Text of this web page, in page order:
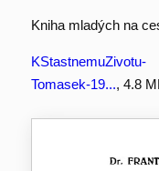
Kniha mladých na
KStastnemuZivotu-
Tomasek-19..., 4.8